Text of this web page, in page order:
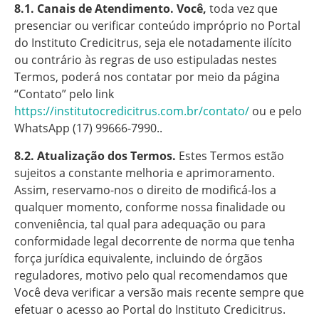
8.1. Canais de Atendimento. Você, toda vez que
presenciar ou verificar conteúdo impróprio no Portal
do Instituto Credicitrus, seja ele notadamente ilícito
ou contrário às regras de uso estipuladas nestes
Termos, poderá nos contatar por meio da página
“Contato” pelo link
https://institutocredicitrus.com.br/contato/ ou e pelo
WhatsApp (17) 99666-7990..
8.2. Atualização dos Termos. Estes Termos estão
sujeitos a constante melhoria e aprimoramento.
Assim, reservamo-nos o direito de modificá-los a
qualquer momento, conforme nossa finalidade ou
conveniência, tal qual para adequação ou para
conformidade legal decorrente de norma que tenha
força jurídica equivalente, incluindo de órgãos
reguladores, motivo pelo qual recomendamos que
Você deva verificar a versão mais recente sempre que
efetuar o acesso ao Portal do Instituto Credicitrus.